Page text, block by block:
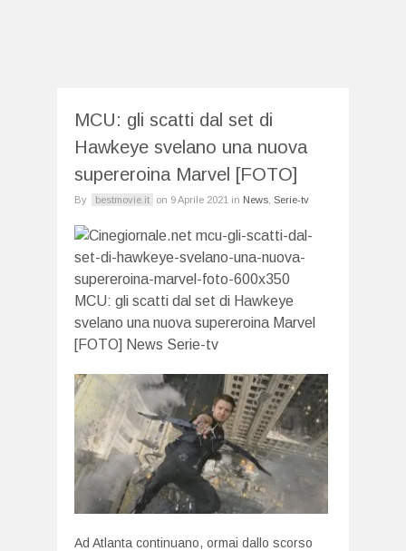
MCU: gli scatti dal set di
Hawkeye svelano una nuova
supereroina Marvel [FOTO]
By bestmovie.it on 9 Aprile 2021 in News Serie-tv
Ad Atlanta continuano, ormai dallo scorso